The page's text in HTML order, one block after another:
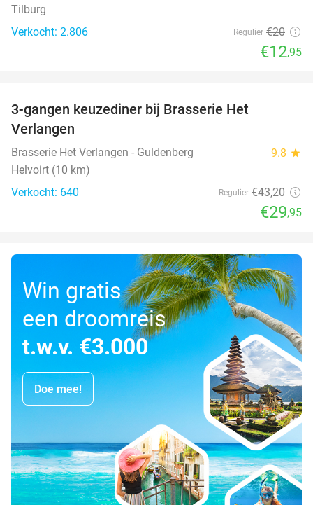
Tilburg
Verkocht: 2.806
Regulier €20
€12,95
3-gangen keuzediner bij Brasserie Het
Verlangen
Brasserie Het Verlangen - Guldenberg 9.8 star
Helvoirt (10 km)
Verkocht: 640
Regulier €43,20
€29,95
Win gratis
een droomreis
t.w.v. €3.000
Doe mee!